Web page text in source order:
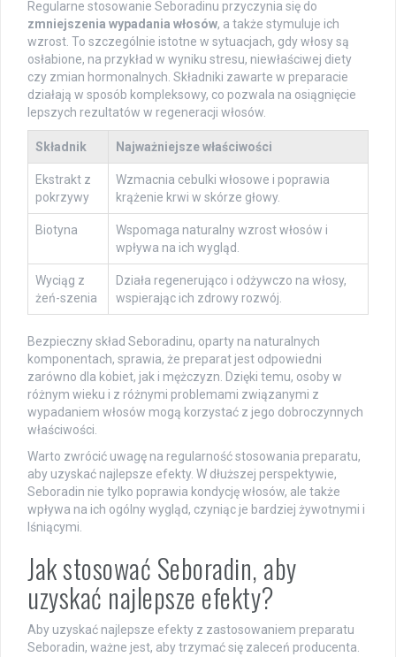
Regularne stosowanie Seboradinu przyczynia się do
zmniejszenia wypadania włosów, a także stymuluje ich
wzrost. To szczególnie istotne w sytuacjach, gdy włosy są
osłabione, na przykład w wyniku stresu, niewłaściwej diety
czy zmian hormonalnych. Składniki zawarte w preparacie
działają w sposób kompleksowy, co pozwala na osiągnięcie
lepszych rezultatów w regeneracji włosów.
Składnik Najważniejsze właściwości
Ekstrakt z
pokrzywy
Wzmacnia cebulki włosowe i poprawia
krążenie krwi w skórze głowy.
Biotyna
Wspomaga naturalny wzrost włosów i
wpływa na ich wygląd.
Wyciąg z
żeń-szenia
Działa regenerująco i odżywczo na włosy,
wspierając ich zdrowy rozwój.
Bezpieczny skład Seboradinu, oparty na naturalnych
komponentach, sprawia, że preparat jest odpowiedni
zarówno dla kobiet, jak i mężczyzn. Dzięki temu, osoby w
różnym wieku i z różnymi problemami związanymi z
wypadaniem włosów mogą korzystać z jego dobroczynnych
właściwości.
Warto zwrócić uwagę na regularność stosowania preparatu,
aby uzyskać najlepsze efekty. W dłuższej perspektywie,
Seboradin nie tylko poprawia kondycję włosów, ale także
wpływa na ich ogólny wygląd, czyniąc je bardziej żywotnymi i
lśniącymi.
Jak stosować Seboradin, aby
uzyskać najlepsze efekty?
Aby uzyskać najlepsze efekty z zastosowaniem preparatu
Seboradin, ważne jest, aby trzymać się zaleceń producenta.